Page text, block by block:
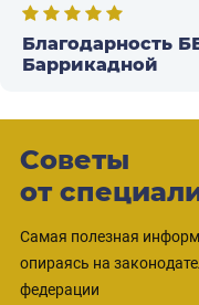
Благодарность
Баррикадной
Советы
от
Самая полезная
опираясь на
федерации